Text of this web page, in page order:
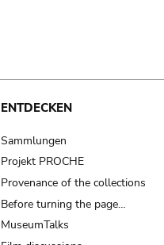
ENTDECKEN
Sammlungen
Projekt PROCHE
Provenance of the collections
Before turning the page…
MuseumTalks